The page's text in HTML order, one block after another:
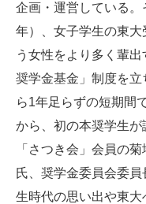
企画・運営している
年）、女子学生の東
う女性をより多く輩
奨学金基金」制度を
ら1年足らずの短期間
から、初の本奨学生が
「さつき会」会員の
氏、奨学金委員会委
生時代の思い出や東大